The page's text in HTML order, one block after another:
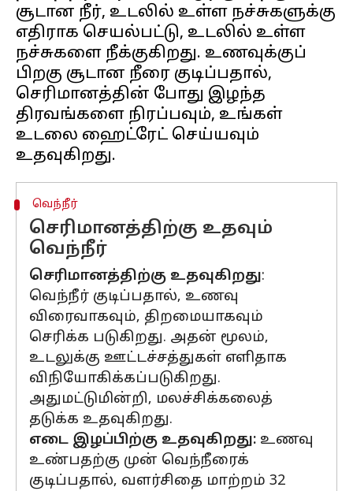
சூடான நீர், உடலில் உள்ள நச்சுகளுக்கு
எதிராக செயல்பட்டு, உடலில் உள்ள
நச்சுகளை நீக்குகிறது. உணவுக்குப்
பிறகு சூடான நீரை குடிப்பதால்,
செரிமானத்தின் போது இழந்த
திரவங்களை நிரப்பவும், உங்கள்
உடலை ஹைட்ரேட் செய்யவும்
வெந்நீர்
செரிமானத்திற்கு உதவும்
வெந்நீர்
செரிமானத்திற்கு உதவுகிறது:
வெந்நீர் குடிப்பதால், உணவு
விரைவாகவும், திறமையாகவும்
செரிக்க படுகிறது. அதன் மூலம்,
உடலுக்கு ஊட்டச்சத்துகள் எளிதாக
விநியோகிக்கப்படுகிறது.
அதுமட்டுமின்றி, மலச்சிக்கலைத்
தடுக்க உதவுகிறது.
எடை இழப்பிற்கு உதவுகிறது: உணவு
உண்பதற்கு முன் வெந்நீரைக்
குடிப்பதால், வளர்சிதை மாற்றம் 32